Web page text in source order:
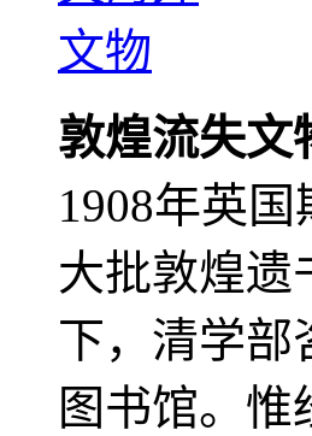
敦煌流失文
1908年英
大批敦煌遗
下，清学部
图书馆。